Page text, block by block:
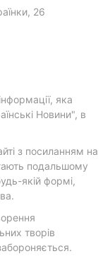
26
яка
Новини", в
з посиланням на
подальшому
якій формі,
творів